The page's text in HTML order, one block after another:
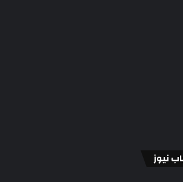
نيوز